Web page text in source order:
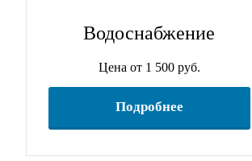
Водоснабжение
Цена от 1 500 руб.
Подробнее